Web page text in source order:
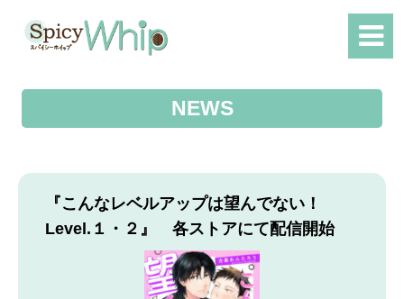
NEWS
『こんなレベルアップは望んでない！
Level.１・２』 各ストアにて配信開始